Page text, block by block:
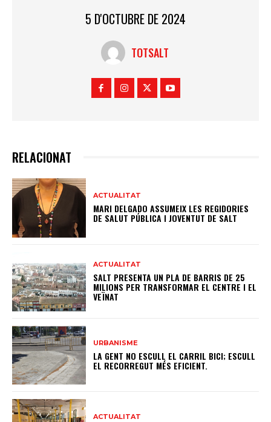
5 D'OCTUBRE DE 2024
TOTSALT
RELACIONAT
ACTUALITAT
MARI DELGADO ASSUMEIX LES REGIDORIES
DE SALUT PÚBLICA I JOVENTUT DE SALT
ACTUALITAT
SALT PRESENTA UN PLA DE BARRIS DE 25
MILIONS PER TRANSFORMAR EL CENTRE I EL
VEÏNAT
URBANISME
LA GENT NO ESCULL EL CARRIL BICI; ESCULL
EL RECORREGUT MÉS EFICIENT.
ACTUALITAT